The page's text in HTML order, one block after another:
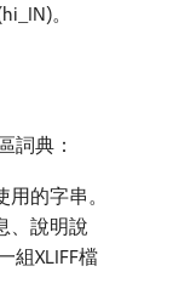
。
詞典：
的字串。
、說明說
組XLIFF檔